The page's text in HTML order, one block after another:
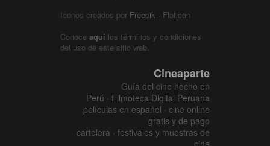
Iconos creados por Freepik - Flaticon
Conoce aquí los términos y condiciones
del uso de este sitio web.
Cineaparte
Guía del cine hecho en
Perú · Filmoteca Digital Peruana
películas en español · cine online
gratis y de pago
cartelera · festivales y muestras de